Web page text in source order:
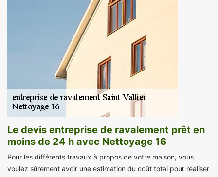
Le devis entreprise de ravalement prêt en
moins de 24 h avec Nettoyage 16
Pour les différents travaux à propos de votre maison, vous
voulez sûrement avoir une estimation du coût total pour réaliser